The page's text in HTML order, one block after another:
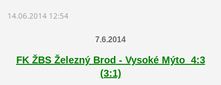
14.06.2014 12:54
7.6.2014
FK ŽBS Železný Brod - Vysoké Mýto 4:3
(3:1)